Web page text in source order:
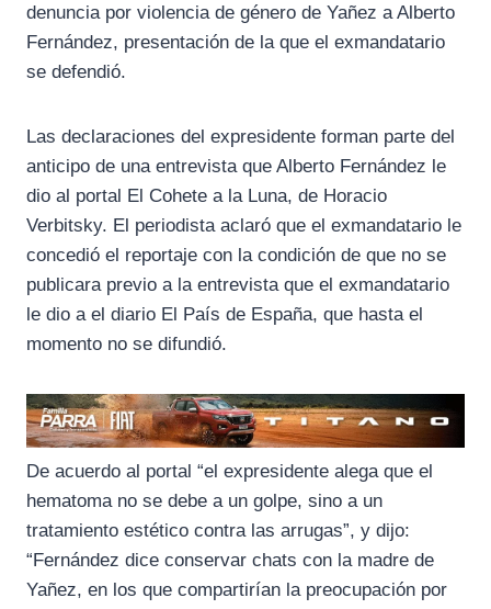
denuncia por violencia de género de Yañez a Alberto
Fernández, presentación de la que el exmandatario
se defendió.
Las declaraciones del expresidente forman parte del
anticipo de una entrevista que Alberto Fernández le
dio al portal El Cohete a la Luna, de Horacio
Verbitsky. El periodista aclaró que el exmandatario le
concedió el reportaje con la condición de que no se
publicara previo a la entrevista que el exmandatario
le dio a el diario El País de España, que hasta el
momento no se difundió.
De acuerdo al portal “el expresidente alega que el
hematoma no se debe a un golpe, sino a un
tratamiento estético contra las arrugas”, y dijo:
“Fernández dice conservar chats con la madre de
Yañez, en los que compartirían la preocupación por